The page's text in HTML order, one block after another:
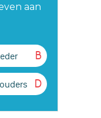
aan
B
D